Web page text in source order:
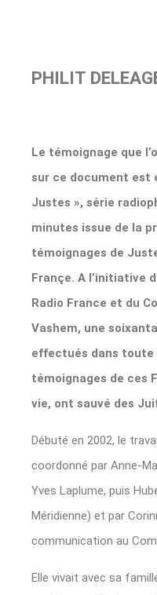
PHILIT
Le témoignage que
sur ce document est
Justes », série
minutes issue de la
témoignages de
Françe. A l’initiative
Radio France et du
Vashem, une
effectués dans toute
témoignages de ces
vie, ont sauvé des
Débuté en 2002, le
coordonné par Anne-
Yves Laplume, puis
Méridienne) et par
communication au
Elle vivait avec sa